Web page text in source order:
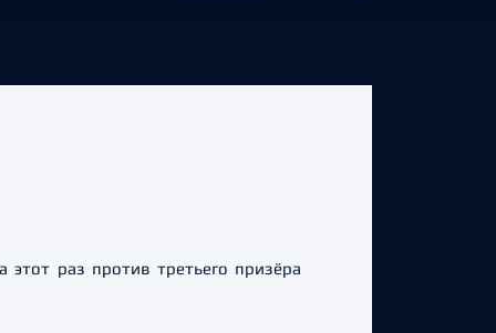
раз против третьего призёра